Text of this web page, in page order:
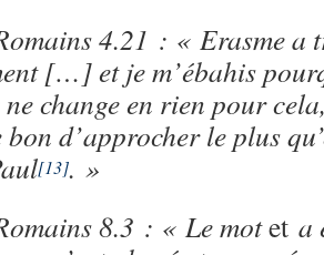
4.21 : « Erasme a
[…] et je m’ébahis
ne change en rien pour
bon d’approcher le plus
[13]. »
8.3 : « Le motet a